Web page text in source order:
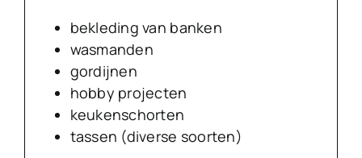
bekleding van banken
wasmanden
gordijnen
hobby projecten
keukenschorten
tassen (diverse soorten)